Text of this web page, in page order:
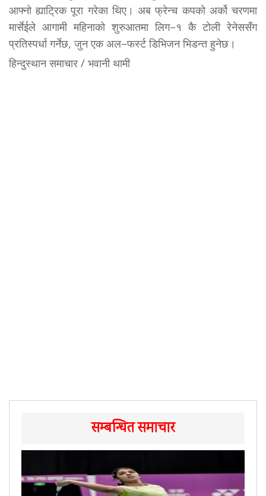
आफ्नो ह्याट्रिक पूरा गरेका थिए। अब फ्रेन्च कपको अर्को चरणमा
मार्सेईले आगामी महिनाको शुरुआतमा लिग–१ कै टोली रेनेससँग
प्रतिस्पर्धा गर्नेछ, जुन एक अल–फर्स्ट डिभिजन भिडन्त हुनेछ।
हिन्दुस्थान समाचार / भवानी थामी
सम्बन्धित समाचार